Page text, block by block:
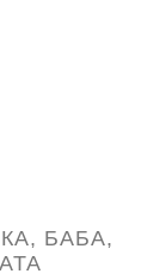
БАБА,